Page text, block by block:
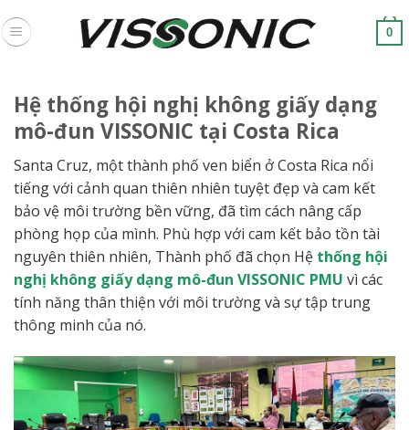
to
0
Hệ thống hội nghị không giấy dạng
mô-đun VISSONIC tại Costa Rica
Santa Cruz, một thành phố ven biển ở Costa Rica nổi
tiếng với cảnh quan thiên nhiên tuyệt đẹp và cam kết
bảo vệ môi trường bền vững, đã tìm cách nâng cấp
phòng họp của mình. Phù hợp với cam kết bảo tồn tài
nguyên thiên nhiên, Thành phố đã chọn Hệ thống hội
nghị không giấy dạng mô-đun VISSONIC PMU vì các
tính năng thân thiện với môi trường và sự tập trung
thông minh của nó.